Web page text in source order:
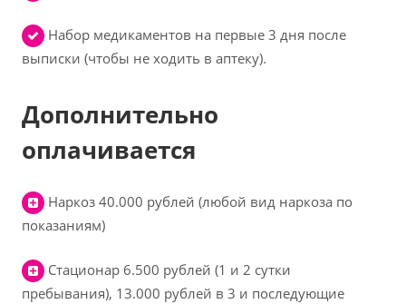
Набор медикаментов на первые 3 дня после
выписки (чтобы не ходить в аптеку).
Дополнительно
оплачивается
Наркоз 40.000 рублей (любой вид наркоза по
показаниям)
Cтационар 6.500 рублей (1 и 2 сутки
пребывания), 13.000 рублей в 3 и последующие